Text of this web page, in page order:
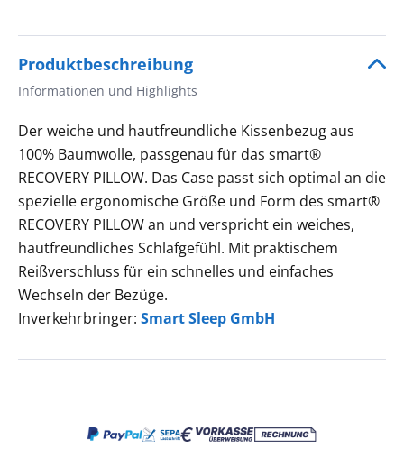
Produktbeschreibung
Informationen und Highlights
Der weiche und hautfreundliche Kissenbezug aus
100% Baumwolle, passgenau für das smart®
RECOVERY PILLOW. Das Case passt sich optimal an die
spezielle ergonomische Größe und Form des smart®
RECOVERY PILLOW an und verspricht ein weiches,
hautfreundliches Schlafgefühl. Mit praktischem
Reißverschluss für ein schnelles und einfaches
Wechseln der Bezüge.
Inverkehrbringer: Smart Sleep GmbH